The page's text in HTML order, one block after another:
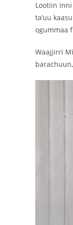
Lootiin
ta’uu
ogummaa
Waajjirri